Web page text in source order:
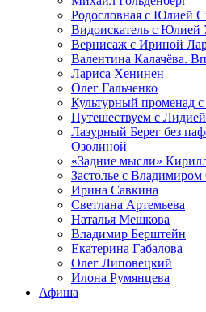
Родословная с Юлией
Видоискатель с
Вернисаж с Ириной
Валентина Калачёва.
Лариса Хенинен
Олег Гальченко
Культурный променад
Путешествуем с
Лазурный Берег без
Озолиной
«Задние мысли»
Застолье с
Ирина Савкина
Светлана Артемьева
Наталья Мешкова
Владимир Берштейн
Екатерина Габалова
Олег Липовецкий
Илона Румянцева
Афиша